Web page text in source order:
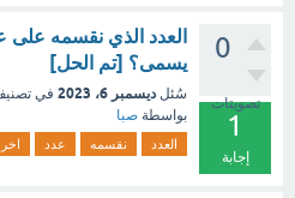
0
تصويتات
1
إجابة
العدد الذي نقسمه على
يسمى؟ [تم الحل]
سُئل ديسمبر 6، 2023 في
بواسطة صبا
العدد نقسمه عدد اخر